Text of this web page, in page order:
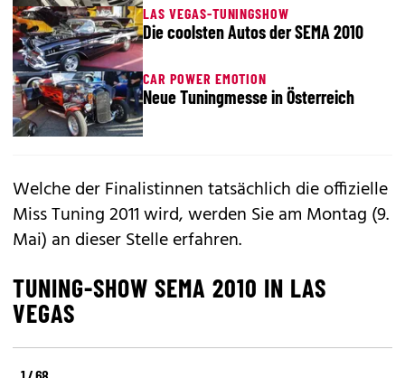
LAS VEGAS-TUNINGSHOW
Die coolsten Autos der SEMA 2010
CAR POWER EMOTION
Neue Tuningmesse in Österreich
Welche der Finalistinnen tatsächlich die offizielle
Miss Tuning 2011 wird, werden Sie am Montag (9.
Mai) an dieser Stelle erfahren.
TUNING-SHOW SEMA 2010 IN LAS
VEGAS